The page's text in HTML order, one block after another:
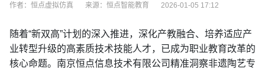
作者：恒点虚拟仿真 来源： 恒点智能教育 2026-01-05 17:12
随着“新双高”计划的深入推进，深化产教融合、培养适应产
业转型升级的高素质技术技能人才，已成为职业教育改革的
核心命题。南京恒点信息技术有限公司精准洞察非遗陶艺专